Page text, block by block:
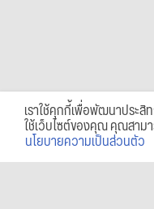
เราใช้คุกกี้เพื่อพัฒนาประ
ใช้เว็บไซต์ของคุณ คุณสาม
นโยบายความเป็นส่วนตัว